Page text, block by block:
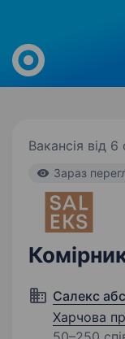
Work.ua
Вакансія від
Зараз
Салекс
Харчова